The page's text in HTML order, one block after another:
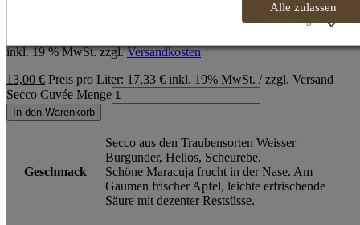
Alle zulassen
Einstellungen
inkl. 19 % MwSt. zzgl.Versandkosten
13,00 € Preis pro Liter: 17,33 € inkl. 19% MwSt. / zzgl. Versand
Secco Cuvée Menge
In den Warenkorb
Geschmack
Secco aus den Traubensorten Weisser
Burgunder, Helios, Scheurebe.
Schöne Maracuja frucht in der Nase. Am
Gaumen frischer Apfel, leichte erfrischende
Säure mit dezenter Restsüsse.